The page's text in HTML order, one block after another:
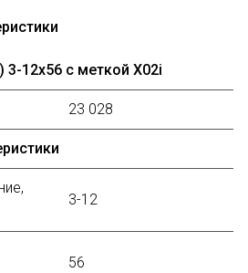
3-12х56 с меткой X02i
23 028
3-12
56